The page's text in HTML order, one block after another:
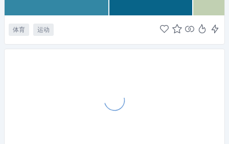
体育 运动